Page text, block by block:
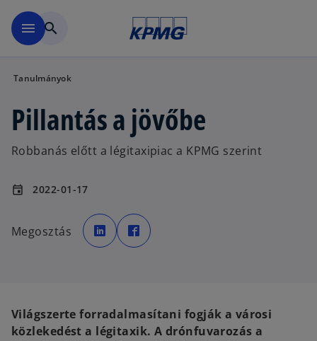
menu search
Tanulmányok
Pillantás a jövőbe
Robbanás előtt a légitaxipiac a KPMG szerint
event 2022-01-17
Megosztás
o
p
e
n
t
a
b
p
e
t
a
Világszerte forradalmasítani fogják a városi
közlekedést a légitaxik. A drónfuvarozás a